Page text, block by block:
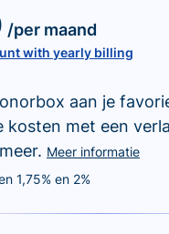
/per maand
with yearly billing
aan je
kosten met een
Meer informatie
1,75% en 2%